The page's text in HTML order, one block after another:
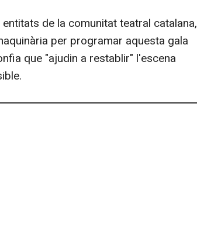
de la comunitat teatral catalana,
per programar aquesta gala
que "ajudin a restablir" l'escena